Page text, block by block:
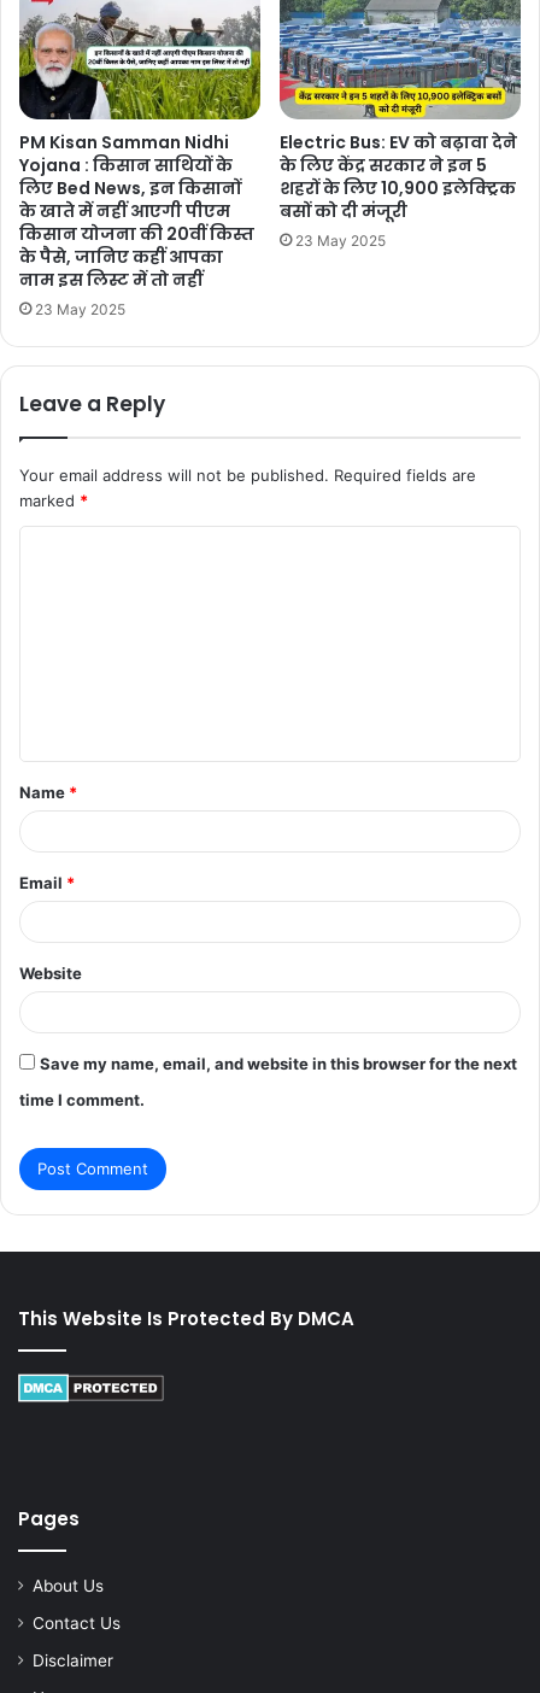
PM Kisan Samman Nidhi
Yojana : किसान साथियों के
लिए Bed News, इन किसानों
के खाते में नहीं आएगी पीएम
किसान योजना की 20वीं किस्त
के पैसे, जानिए कहीं आपका
नाम इस लिस्ट में तो नहीं
23 May 2025
Electric Bus: EV को बढ़ावा देने
के लिए केंद्र सरकार ने इन 5
शहरों के लिए 10,900 इलेक्ट्रिक
बसों को दी मंजूरी
23 May 2025
Leave a Reply
Your email address will not be published. Required fields are
marked *
t
*
Name *
Email *
Website
Save my name, email, and website in this browser for the next
time I comment.
This Website Is Protected By DMCA
Pages
About Us
Contact Us
Disclaimer